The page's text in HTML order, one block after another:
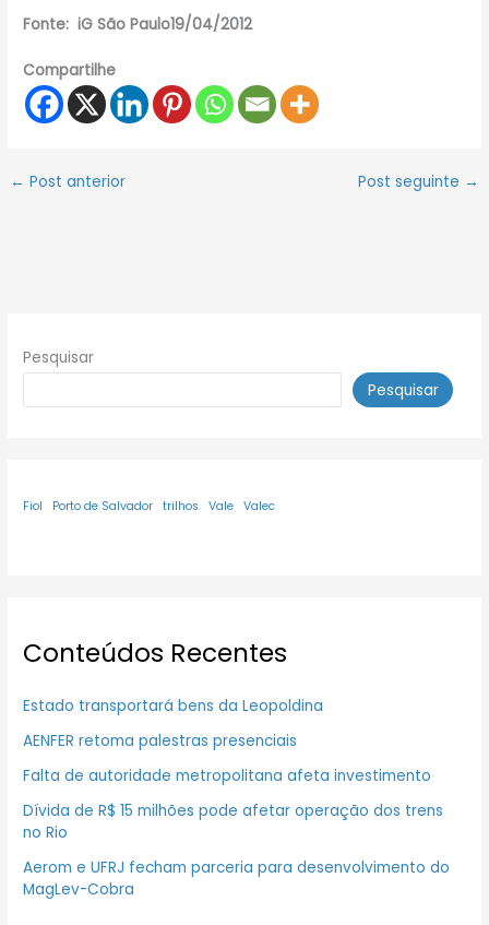
Fonte: iG São Paulo19/04/2012
Compartilhe
← Post anterior Post seguinte →
Pesquisar
Pesquisar
Fiol Porto de Salvador trilhos Vale Valec
Conteúdos Recentes
Estado transportará bens da Leopoldina
AENFER retoma palestras presenciais
Falta de autoridade metropolitana afeta investimento
Dívida de R$ 15 milhões pode afetar operação dos trens
no Rio
Aerom e UFRJ fecham parceria para desenvolvimento do
MagLev-Cobra